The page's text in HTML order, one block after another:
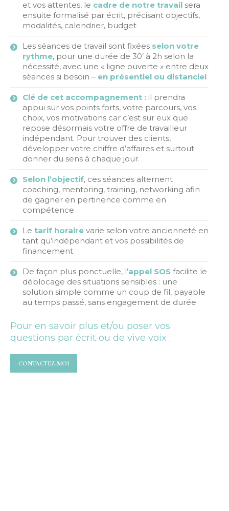
et vos attentes, le cadre de notre travail sera
ensuite formalisé par écrit, précisant objectifs,
modalités, calendrier, budget
Les séances de travail sont fixées selon votre
rythme, pour une durée de 30’ à 2h selon la
nécessité, avec une « ligne ouverte » entre deux
séances si besoin – en présentiel ou distanciel
Clé de cet accompagnement : il prendra
appui sur vos points forts, votre parcours, vos
choix, vos motivations car c’est sur eux que
repose désormais votre offre de travailleur
indépendant. Pour trouver des clients,
développer votre chiffre d’affaires et surtout
donner du sens à chaque jour.
Selon l’objectif, ces séances alternent
coaching, mentoring, training, networking afin
de gagner en pertinence comme en
compétence
Le tarif horaire varie selon votre ancienneté en
tant qu’indépendant et vos possibilités de
financement
De façon plus ponctuelle, l’appel SOS facilite le
déblocage des situations sensibles : une
solution simple comme un coup de fil, payable
au temps passé, sans engagement de durée
Pour en savoir plus et/ou poser vos
questions par écrit ou de vive voix :
CONTACTEZ-MOI